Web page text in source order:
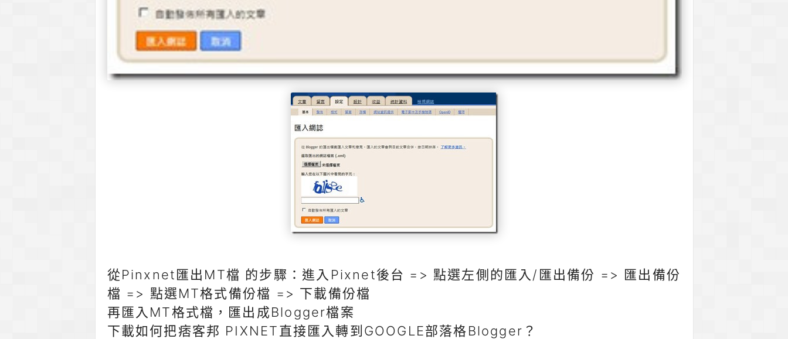
從Pinxnet匯出MT檔 的步驟：進入Pixnet後台 => 點選左側的匯入/匯出備份 => 匯出備份
檔 => 點選MT格式備份檔 => 下載備份檔
再匯入MT格式檔，匯出成Blogger檔案
下載如何把痞客邦 PIXNET直接匯入轉到GOOGLE部落格Blogger？